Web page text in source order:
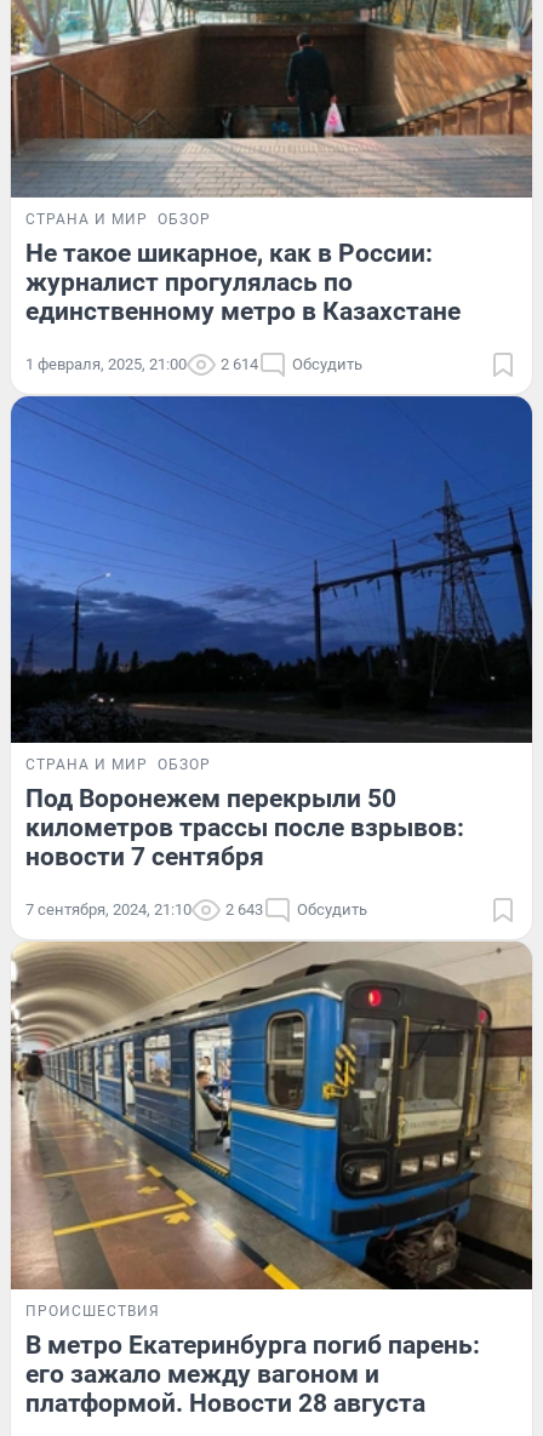
СТРАНА И МИР ОБЗОР
Не такое шикарное, как в России:
журналист прогулялась по
единственному метро в Казахстане
1 февраля, 2025, 21:00 2 614 Обсудить
СТРАНА И МИР ОБЗОР
Под Воронежем перекрыли 50
километров трассы после взрывов:
новости 7 сентября
7 сентября, 2024, 21:10 2 643 Обсудить
ПРОИСШЕСТВИЯ
В метро Екатеринбурга погиб парень:
его зажало между вагоном и
платформой. Новости 28 августа